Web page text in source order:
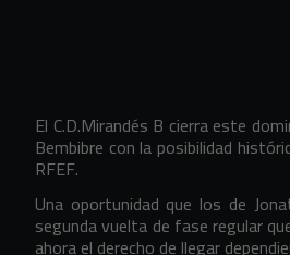
El C.D.Mirandés B cierra este
Bembibre con la posibilidad
RFEF.
Una oportunidad que los de
segunda vuelta de fase regular
ahora el derecho de llegar